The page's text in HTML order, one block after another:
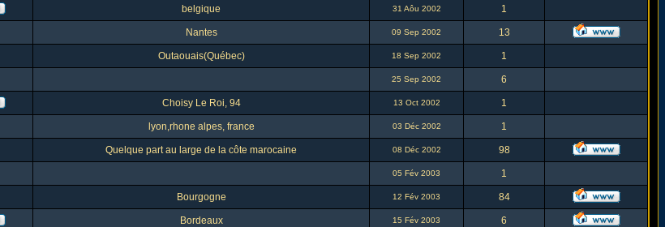
belgique 31 Aôu 2002 1
Nantes 09 Sep 2002 13
Outaouais(Québec) 18 Sep 2002 1
25 Sep 2002 6
Choisy Le Roi, 94 13 Oct 2002 1
lyon,rhone alpes, france 03 Déc 2002 1
Quelque part au large de la côte marocaine 08 Déc 2002 98
05 Fév 2003 1
Bourgogne 12 Fév 2003 84
Bordeaux 15 Fév 2003 6